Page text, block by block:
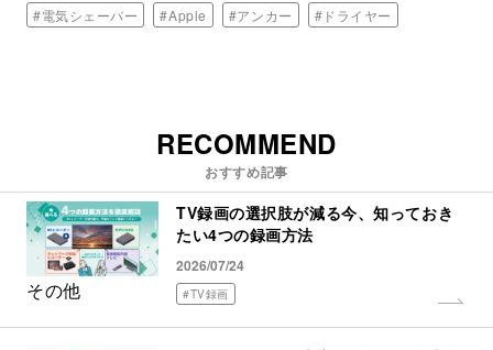
#電気シェーバー
#Apple #アンカー #ドライヤー
RECOMMEND
おすすめ記事
その他
TV録画の選択肢が減る今、知っておき
たい4つの録画方法
2026/07/24
#TV録画